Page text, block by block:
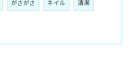
がさがさ ネイル 清潔